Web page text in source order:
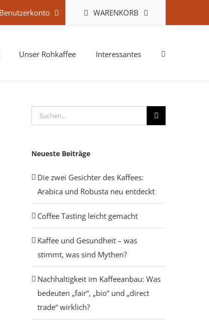
WARENKORB
Unser Rohkaffee Interessantes
Suche
nach:
Neueste Beiträge
Die zwei Gesichter des Kaffees:
Arabica und Robusta neu entdeckt
Coffee Tasting leicht gemacht
Kaffee und Gesundheit – was
stimmt, was sind Mythen?
Nachhaltigkeit im Kaffeeanbau: Was
bedeuten „fair“, „bio“ und „direct
trade“ wirklich?